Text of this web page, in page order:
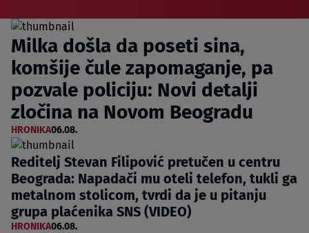
Milka došla da poseti sina,
komšije čule zapomaganje, pa
pozvale policiju: Novi detalji
zločina na Novom Beogradu
HRONIKA06.08.
Reditelj Stevan Filipović pretučen u centru
Beograda: Napadači mu oteli telefon, tukli ga
metalnom stolicom, tvrdi da je u pitanju
grupa plaćenika SNS (VIDEO)
HRONIKA06.08.